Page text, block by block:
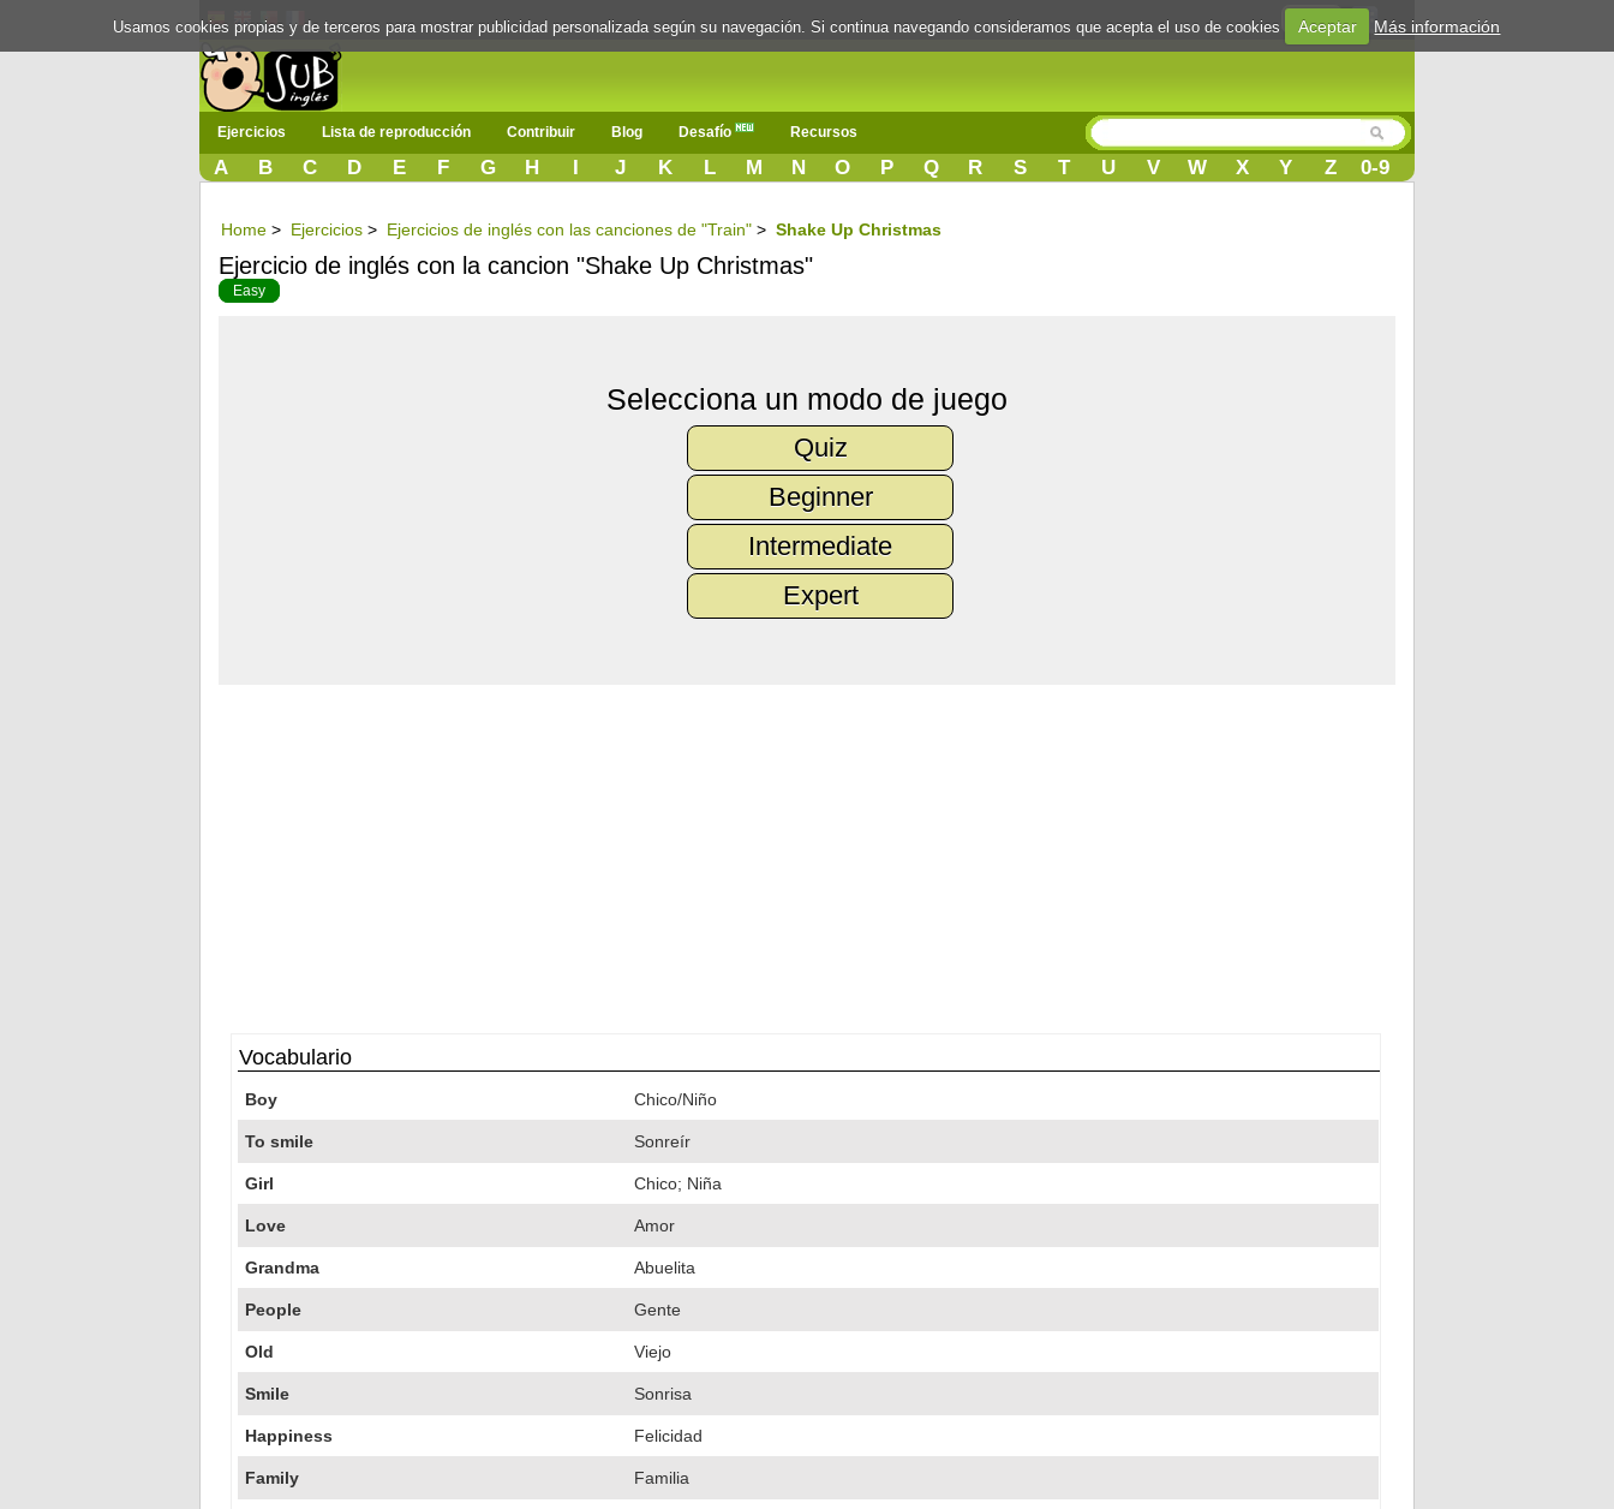
Login
Ejercicios Lista de reproducción Contribuir Blog Desafío Recursos
A B C D E F G H I J K L M N O P Q R S T U V W X Y Z 0-9
Home > Ejercicios > Ejercicios de inglés con las canciones de "Train" > Shake Up Christmas
Ejercicio de inglés con la cancion "Shake Up Christmas"
Easy
Selecciona un modo de juego
Quiz
Beginner
Intermediate
Expert
Vocabulario
Boy Chico/Niño
To smile Sonreír
Girl Chico; Niña
Love Amor
Grandma Abuelita
People Gente
Old Viejo
Smile Sonrisa
Happiness Felicidad
Family Familia
Usamos cookies propias y de terceros para mostrar publicidad personalizada según su navegación. Si continua navegando consideramos que acepta el uso de cookies Aceptar Más información